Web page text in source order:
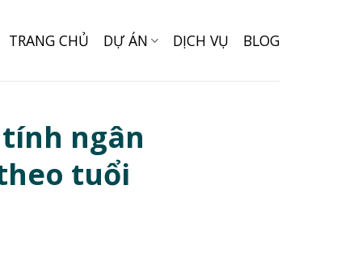
TRANG CHỦ DỰ ÁN DỊCH VỤ BLOG
ngân
tuổi